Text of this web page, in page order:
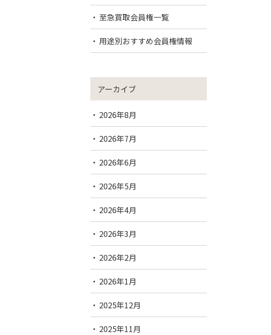
至急買取会員権一覧
用途別おすすめ会員権情報
アーカイブ
2026年8月
2026年7月
2026年6月
2026年5月
2026年4月
2026年3月
2026年2月
2026年1月
2025年12月
2025年11月